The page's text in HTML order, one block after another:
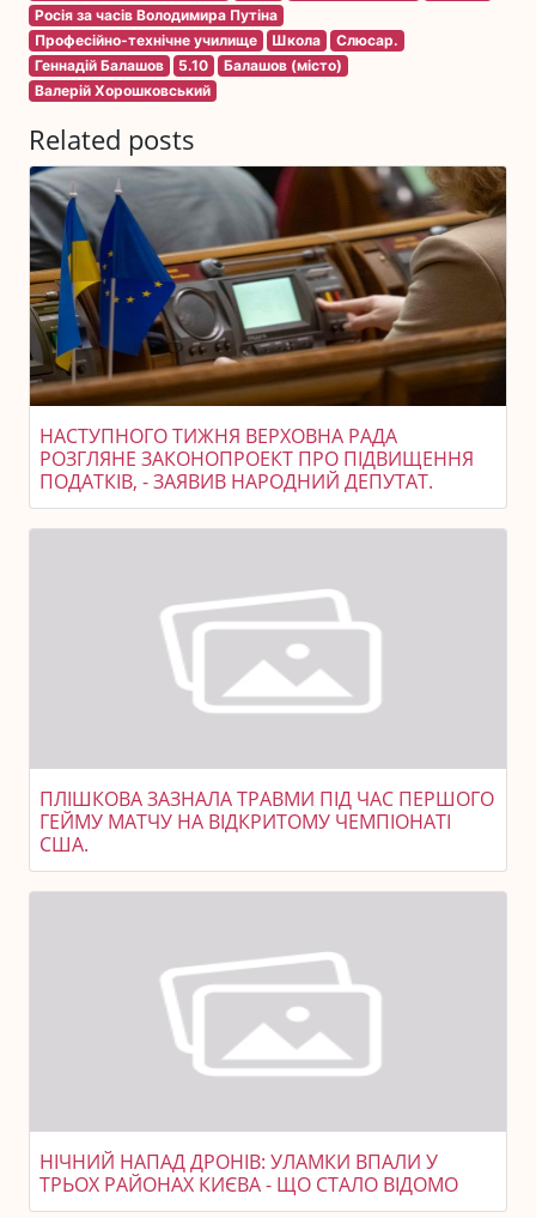
Росія за часів Володимира Путіна
Професійно-технічне училище
Школа
Слюсар.
Геннадій Балашов
5.10
Балашов (місто)
Валерій Хорошковський
Related posts
НАСТУПНОГО ТИЖНЯ ВЕРХОВНА РАДА
РОЗГЛЯНЕ ЗАКОНОПРОЕКТ ПРО ПІДВИЩЕННЯ
ПОДАТКІВ, - ЗАЯВИВ НАРОДНИЙ ДЕПУТАТ.
ПЛІШКОВА ЗАЗНАЛА ТРАВМИ ПІД ЧАС ПЕРШОГО
ГЕЙМУ МАТЧУ НА ВІДКРИТОМУ ЧЕМПІОНАТІ
США.
НІЧНИЙ НАПАД ДРОНІВ: УЛАМКИ ВПАЛИ У
ТРЬОХ РАЙОНАХ КИЄВА - ЩО СТАЛО ВІДОМО